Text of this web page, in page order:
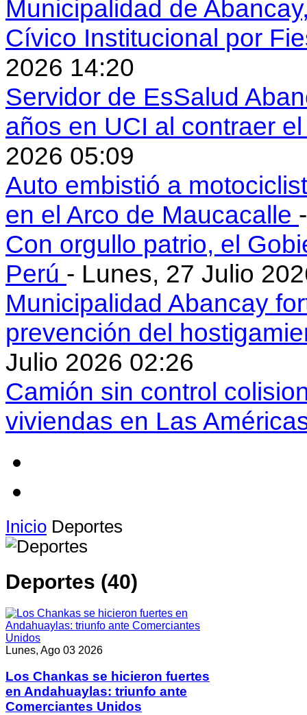
Municipalidad de
Cívico Institucional por
2026 14:20
Servidor de EsSalud
años en UCI al contraer
2026 05:09
Auto embistió a
en el Arco de Maucacalle
Con orgullo patrio, el
Perú - Lunes, 27 Julio
Municipalidad Abancay
prevención del
Julio 2026 02:26
Camión sin control
viviendas en Las
Inicio Deportes
Deportes (40)
Lunes, Ago 03 2026
Los Chankas se hicieron fuertes
en Andahuaylas: triunfo ante
Comerciantes Unidos